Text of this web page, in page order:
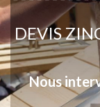
DEVIS
Nous